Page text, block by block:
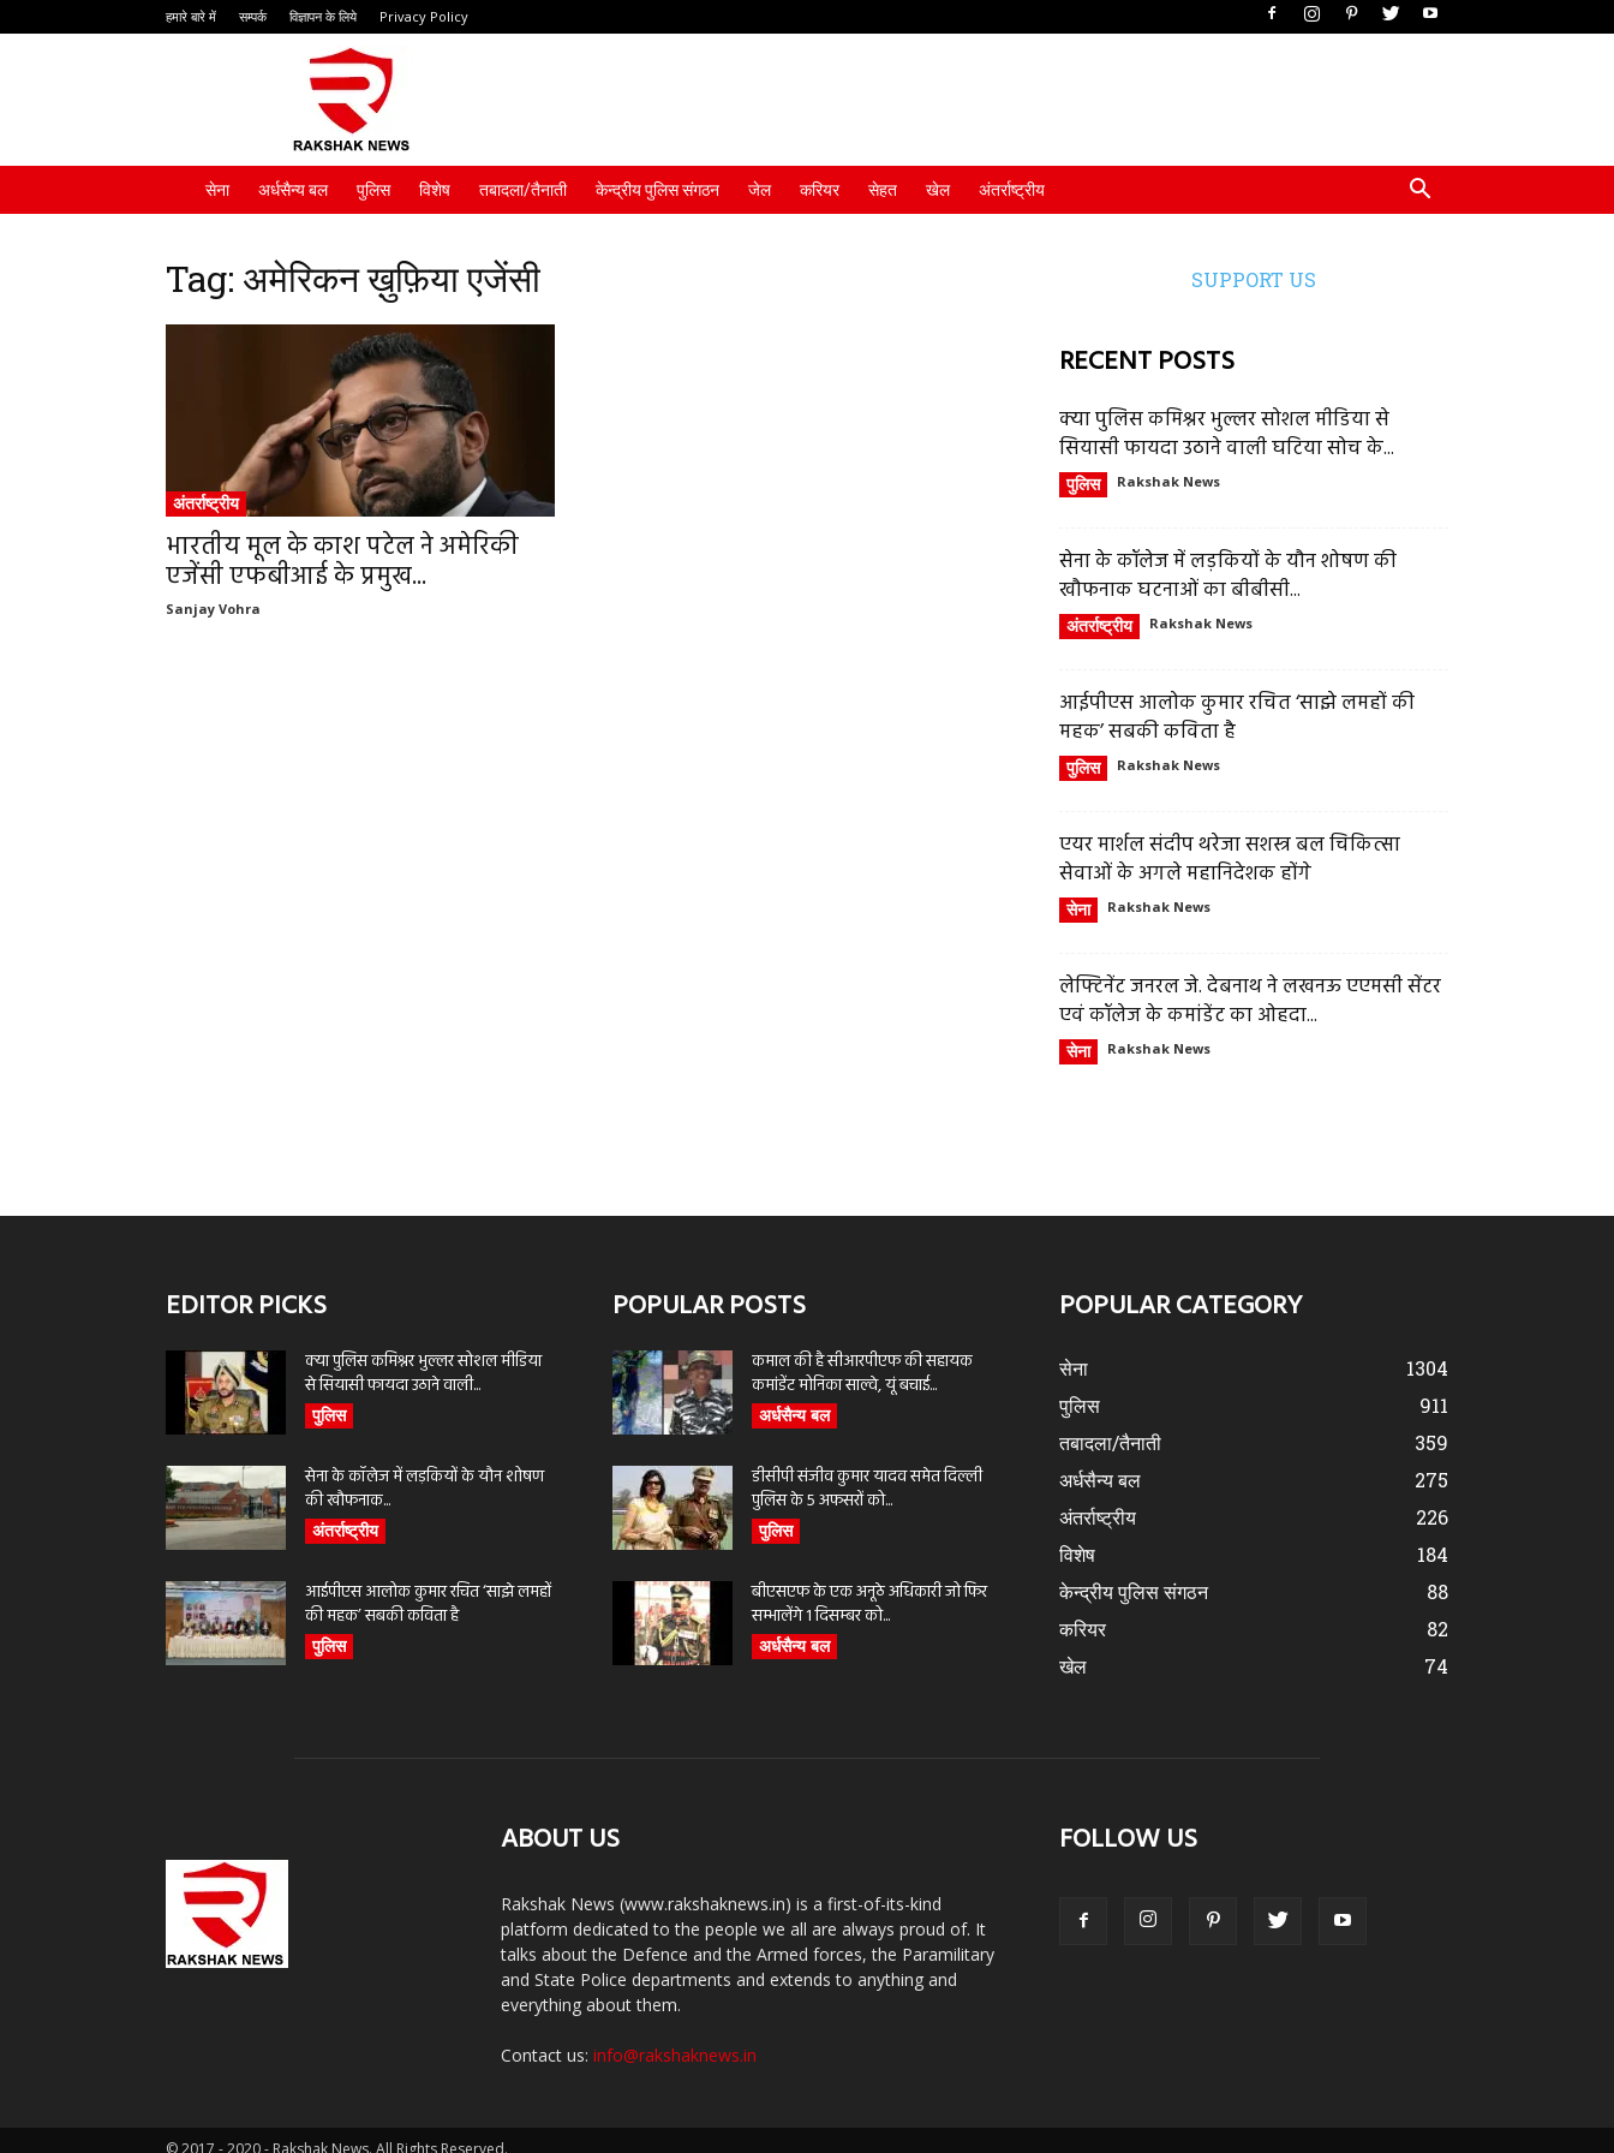
हमारे बारे में सम्पर्क विज्ञापन के लिये Privacy Policy
सेना अर्धसैन्य बल पुलिस विशेष तबादला/तैनाती केन्द्रीय पुलिस संगठन जेल करियर सेहत खेल अंतर्राष्ट्रीय
Tag: अमेरिकन ख़ुफ़िया एजेंसी
अंतर्राष्ट्रीय
भारतीय मूल के काश पटेल ने अमेरिकी
एजेंसी एफबीआई के प्रमुख...
Sanjay Vohra
SUPPORT US
RECENT POSTS
क्या पुलिस कमिश्नर भुल्लर सोशल मीडिया से
सियासी फायदा उठाने वाली घटिया सोच के...
पुलिस Rakshak News
सेना के कॉलेज में लड़कियों के यौन शोषण की
खौफनाक घटनाओं का बीबीसी...
अंतर्राष्ट्रीय Rakshak News
आईपीएस आलोक कुमार रचित ‘साझे लमहों की
महक’ सबकी कविता है
पुलिस Rakshak News
एयर मार्शल संदीप थरेजा सशस्त्र बल चिकित्सा
सेवाओं के अगले महानिदेशक होंगे
सेना Rakshak News
लेफ्टिनेंट जनरल जे. देबनाथ ने लखनऊ एएमसी सेंटर
एवं कॉलेज के कमांडेंट का ओहदा...
सेना Rakshak News
EDITOR PICKS
क्या पुलिस कमिश्नर भुल्लर सोशल मीडिया
से सियासी फायदा उठाने वाली...
पुलिस
सेना के कॉलेज में लड़कियों के यौन शोषण
की खौफनाक...
अंतर्राष्ट्रीय
आईपीएस आलोक कुमार रचित ‘साझे लमहों
की महक’ सबकी कविता है
पुलिस
POPULAR POSTS
कमाल की है सीआरपीएफ की सहायक
कमांडेंट मोनिका साल्वे, यूं बचाई...
अर्धसैन्य बल
डीसीपी संजीव कुमार यादव समेत दिल्ली
पुलिस के 5 अफसरों को...
पुलिस
बीएसएफ के एक अनूठे अधिकारी जो फिर
सम्भालेंगे 1 दिसम्बर को...
अर्धसैन्य बल
POPULAR CATEGORY
सेना
1304
पुलिस
911
तबादला/तैनाती
359
अर्धसैन्य बल
275
अंतर्राष्ट्रीय
226
विशेष
184
केन्द्रीय पुलिस संगठन
88
करियर
82
खेल
74
ABOUT US
Rakshak News (www.rakshaknews.in) is a first-of-its-kind
platform dedicated to the people we all are always proud of. It
talks about the Defence and the Armed forces, the Paramilitary
and State Police departments and extends to anything and
everything about them.
Contact us: info@rakshaknews.in
FOLLOW US
© 2017 - 2020 - Rakshak News. All Rights Reserved.